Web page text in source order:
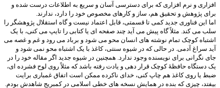
افزاری و نرم افزاری که برای دسترسی آسان و سریع به اطلاعات درست شده و
برای پژوهش و تحقیق هم، ساز و کارهای مخصوص خود را دارد، ندارند.
اما این فناوری جدید کمی تا قسمتی، قابل اعتماد نیست و گاه استقلال پژوهشگر را
سلب می کند. مثلاً گاه پیش می آید چند صفحه ای یا کتابی را تایپ می کنی، با یک
اشتباه کوچک تمام نوشته های انسان محو می شود و برباد می رود و غم و غصه می
آید سراغ آدمی. در حالی که در شیوه سنتی، کاغذ با یک اشتباه محو نمی شود و
جای نگرانی برای نویسنده وجود ندارد. همچنین در شیوه جدید اگر مقاله خود را در
یک دستگاه حافظۀ کوچک قرار دهی و یادت رفته باشد که مثلاً روی لوح فشرده ای،
ضبط یا روی کاغذ هم چاپ کنی، خدای ناکرده ممکن است اتفاق غمباری برایت
بیفتد، چیزی که بنده در همایش نسخه های خطی اسلامی در کمبریج شاهدش بودم.